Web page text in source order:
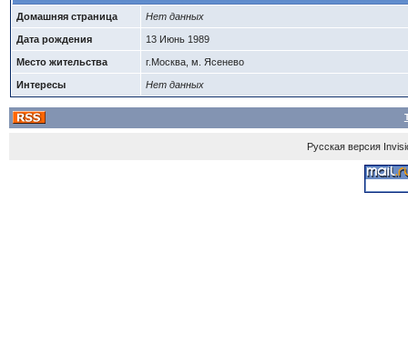
Домашняя страница Нет данных
Дата рождения 13 Июнь 1989
Место жительства г.Москва, м. Ясенево
Интересы Нет данных
Русская версия